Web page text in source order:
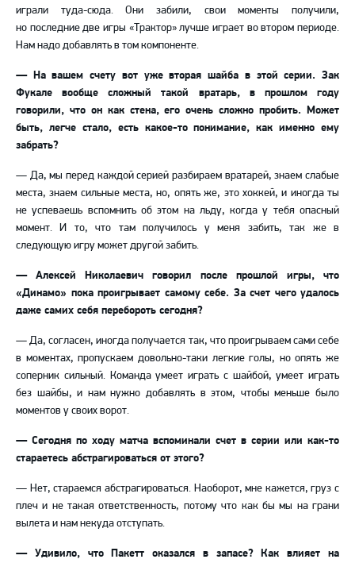
играли туда-сюда. Они забили, свои моменты получили,
но последние две игры «Трактор» лучше играет во втором периоде.
Нам надо добавлять в том компоненте.
— На вашем счету вот уже вторая шайба в этой серии. Зак
Фукале вообще сложный такой вратарь, в прошлом году
говорили, что он как стена, его очень сложно пробить. Может
быть, легче стало, есть какое-то понимание, как именно ему
забрать?
— Да, мы перед каждой серией разбираем вратарей, знаем слабые
места, знаем сильные места, но, опять же, это хоккей, и иногда ты
не успеваешь вспомнить об этом на льду, когда у тебя опасный
момент. И то, что там получилось у меня забить, так же в
следующую игру может другой забить.
— Алексей Николаевич говорил после прошлой игры, что
«Динамо» пока проигрывает самому себе. За счет чего удалось
даже самих себя перебороть сегодня?
— Да, согласен, иногда получается так, что проигрываем сами себе
в моментах, пропускаем довольно-таки легкие голы, но опять же
соперник сильный. Команда умеет играть с шайбой, умеет играть
без шайбы, и нам нужно добавлять в этом, чтобы меньше было
моментов у своих ворот.
— Сегодня по ходу матча вспоминали счет в серии или как-то
стараетесь абстрагироваться от этого?
— Нет, стараемся абстрагироваться. Наоборот, мне кажется, груз с
плеч и не такая ответственность, потому что как бы мы на грани
вылета и нам некуда отступать.
— Удивило, что Пакетт оказался в запасе? Как влияет на